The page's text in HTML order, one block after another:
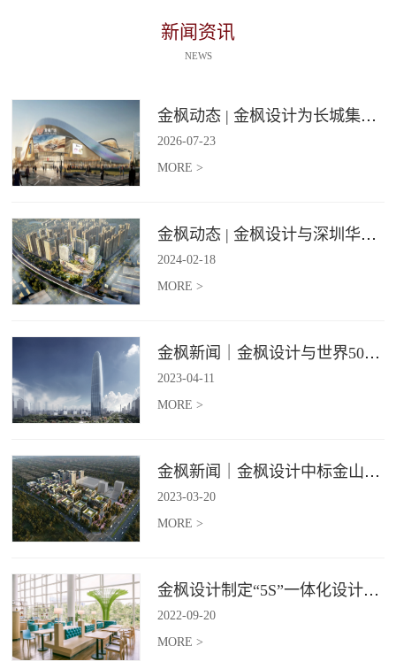
新闻资讯
NEWS
金枫动态 | 金枫设计为长城集团爱情广场打造汽车文化主题美食食集
2026-07-23
MORE >
金枫动态 | 金枫设计与深圳华强集团携手打造华强商业旗舰项目——宝安华强广场美食街区
2024-02-18
MORE >
金枫新闻｜金枫设计与世界500强—索迪斯集团合作，携手打造广州星河湾中心美食广场
2023-04-11
MORE >
金枫新闻｜金枫设计中标金山集团餐饮楼设计项目，打造科学与艺术相结合的就餐空间
2023-03-20
MORE >
金枫设计制定“5S”一体化设计标准，让商业全案设计导入团餐空间规划
2022-09-20
MORE >